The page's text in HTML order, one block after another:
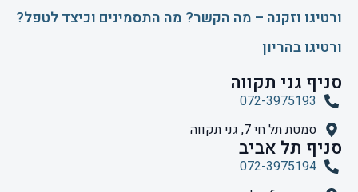
ורטיגו וזקנה – מה הקשר? מה התסמינים וכיצד לטפל?
ורטיגו בהריון
סניף גני תקווה
072-3975193
סמטת תל חי 7, גני תקווה
סניף תל אביב
072-3975194